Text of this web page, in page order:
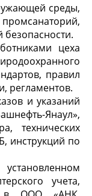
среды,
цеха
правил
регламентов.
и указаний
Янаул»,
технических
инструкций по
учета,